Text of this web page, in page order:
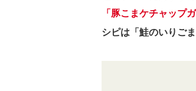
「豚こまケチャップ
シピは「鮭のいりご